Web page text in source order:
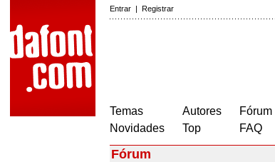
Entrar | Registrar
Temas
Novidades
Autores
Top
Fórum
FAQ
Fórum